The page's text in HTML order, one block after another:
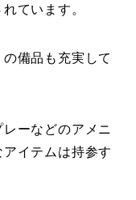
ています。
備品も充実して
ーなどのアメニ
イテムは持参す